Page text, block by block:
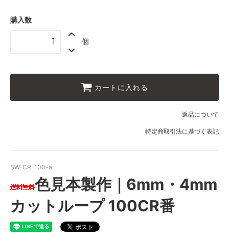
購入数
個
カートに入れる
返品について
特定商取引法に基づく表記
SW-CR-100-a
色見本製作｜6mm・4mm
カットループ 100CR番